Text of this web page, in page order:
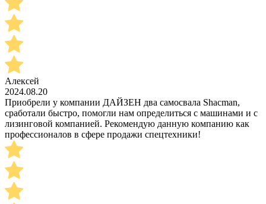
Алексей
2024.08.20
Приобрели у компании ДАЙЗЕН два самосвала Shacman,
сработали быстро, помогли нам определиться с машинами и с
лизинговой компанией. Рекомендую данную компанию как
профессионалов в сфере продажи спецтехники!